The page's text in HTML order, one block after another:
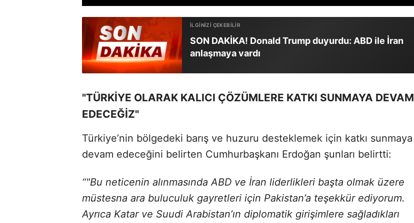
SON DAKİKA! Donald Trump duyurdu: ABD ile İran
anlaşmaya vardı
"TÜRKİYE OLARAK KALICI ÇÖZÜMLERE KATKI SUNMAYA DEVAM
EDECEĞİZ"
Türkiye’nin bölgedeki barış ve huzuru desteklemek için katkı sunmaya
devam edeceğini belirten Cumhurbaşkanı Erdoğan şunları belirtti:
“"Bu neticenin alınmasında ABD ve İran liderlikleri başta olmak üzere
müstesna ara buluculuk gayretleri için Pakistan’a teşekkür ediyorum.
Ayrıca Katar ve Suudi Arabistan’ın diplomatik girişimlere sağladıkları